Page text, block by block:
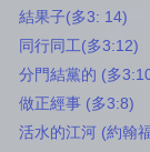
結果子(多3: 14)
同行同工(多3:12)
分門結黨的 (多
做正經事 (多3:8)
活水的江河 (約翰